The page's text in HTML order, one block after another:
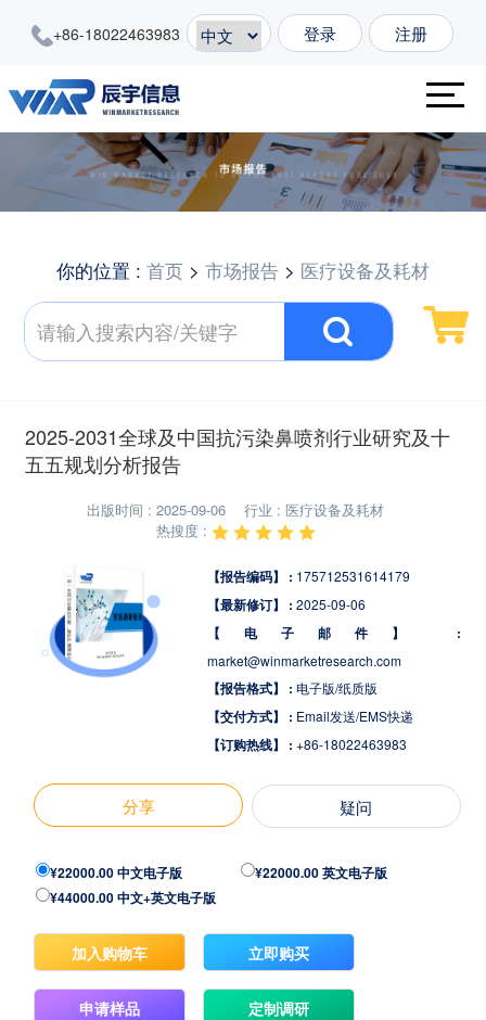
+86-18022463983 登录 注册
你的位置 : 首页 > 市场报告 > 医疗设备及耗材
2025-2031全球及中国抗污染鼻喷剂行业研究及十
五五规划分析报告
出版时间 : 2025-09-06
行业 : 医疗设备及耗材
热搜度 :
【报告编码】 : 175712531614179
【最新修订】 : 2025-09-06
【电子邮件】 :
market@winmarketresearch.com
【报告格式】 : 电子版/纸质版
【交付方式】 : Email发送/EMS快递
【订购热线】 : +86-18022463983
分享 疑问
¥22000.00 中文电子版
¥22000.00 英文电子版
¥44000.00 中文+英文电子版
加入购物车 立即购买
申请样品 定制调研